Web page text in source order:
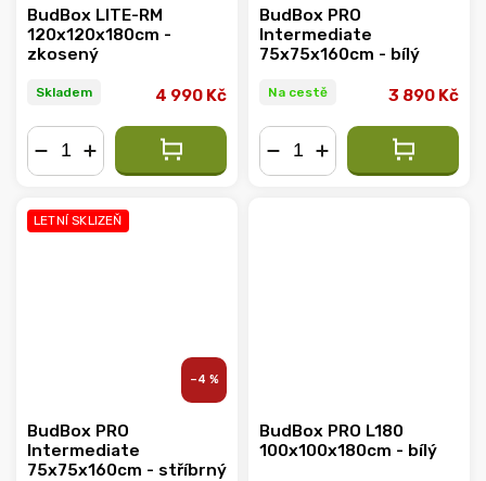
BudBox LITE-RM
120x120x180cm -
zkosený
Skladem 4 990 Kč
BudBox PRO
Intermediate
75x75x160cm - bílý
Na cestě 3 890 Kč
LETNÍ SKLIZEŇ
–4 %
BudBox PRO
Intermediate
75x75x160cm - stříbrný
BudBox PRO L180
100x100x180cm - bílý